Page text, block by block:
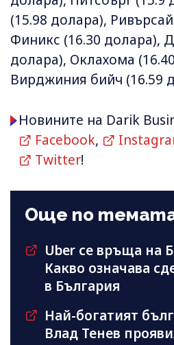
(15.98 долара),
Финикс (16.30 долара),
долара), Оклахома
Вирджиния бийч (16.59
Новините на Darik
Facebook,
Twitter!
Още по
Uber се връща на
Какво означава
в България
Най-богатият
Влад Тенев